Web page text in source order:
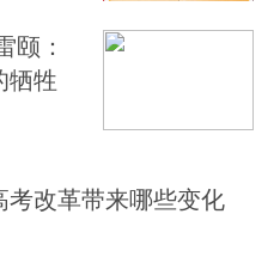
颐：
牺牲
改革带来哪些变化